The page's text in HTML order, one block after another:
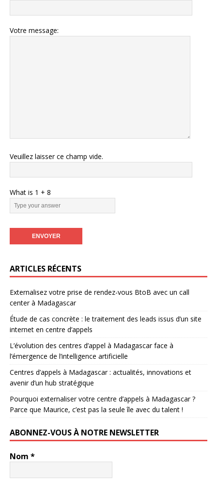
Votre message:
Veuillez laisser ce champ vide.
What is 1 + 8
ARTICLES RÉCENTS
Externalisez votre prise de rendez-vous BtoB avec un call
center à Madagascar
Étude de cas concrète : le traitement des leads issus d’un site
internet en centre d’appels
L’évolution des centres d’appel à Madagascar face à
l’émergence de l’intelligence artificielle
Centres d’appels à Madagascar : actualités, innovations et
avenir d’un hub stratégique
Pourquoi externaliser votre centre d’appels à Madagascar ?
Parce que Maurice, c’est pas la seule île avec du talent !
ABONNEZ-VOUS À NOTRE NEWSLETTER
Nom *